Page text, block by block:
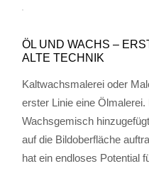
ÖL UND WACHS –
ALTE TECHNIK
Kaltwachsmalerei oder
erster Linie eine
Wachsgemisch
auf die Bildoberfläche
hat ein endloses Potential